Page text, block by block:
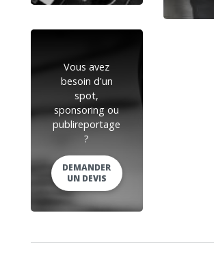
Vous avez
besoin d'un
spot,
sponsoring ou
publireportage
?
DEMANDER
UN DEVIS